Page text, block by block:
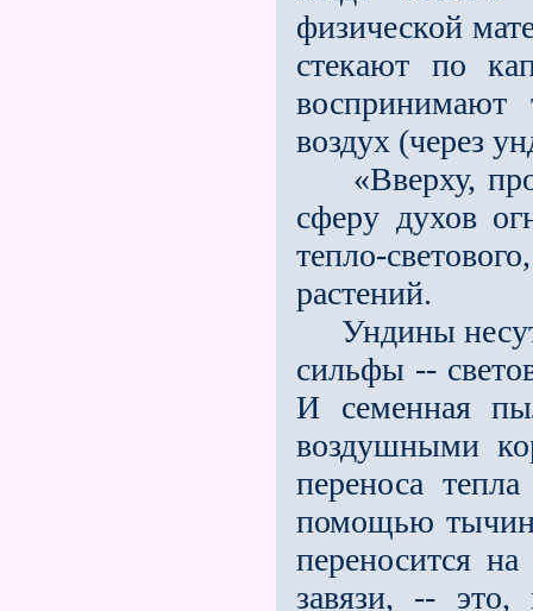
физической
стекают по
воздух (через
«Вверху,
сферу духов
тепло-
растений.
Ундины несут
сильфы --
И семенная
воздушными
переноса
помощью
переносится
завязи, --